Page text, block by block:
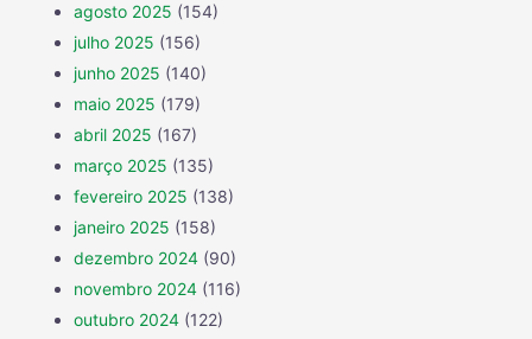
agosto 2025 (154)
julho 2025 (156)
junho 2025 (140)
maio 2025 (179)
abril 2025 (167)
março 2025 (135)
fevereiro 2025 (138)
janeiro 2025 (158)
dezembro 2024 (90)
novembro 2024 (116)
outubro 2024 (122)